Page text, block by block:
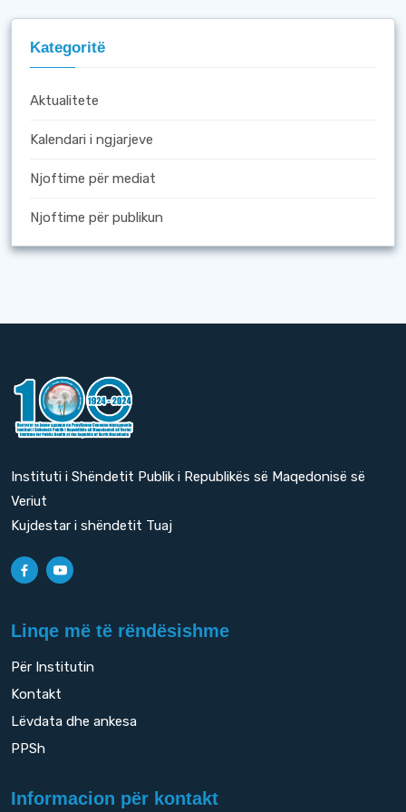
Kategoritë
Aktualitete
Kalendari i ngjarjeve
Njoftime për mediat
Njoftime për publikun
Instituti i Shëndetit Publik i Republikës së Maqedonisë së
Veriut
Kujdestar i shëndetit Tuaj
Linqe më të rëndësishme
Për Institutin
Kontakt
Lëvdata dhe ankesa
PPSh
Informacion për kontakt